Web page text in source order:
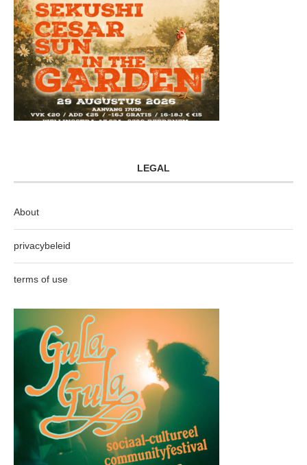
LEGAL
About
privacybeleid
terms of use